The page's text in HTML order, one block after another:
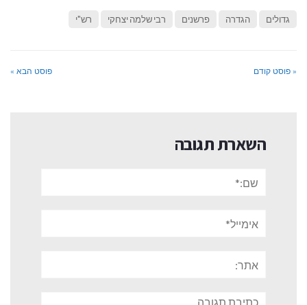
גדולים הגדרה פרשנים רבי שלמה יצחקי רש"י
« פוסט קודם פוסט הבא »
השארת תגובה
תגובה